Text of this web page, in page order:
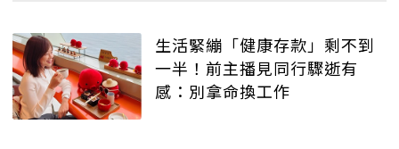
生活緊繃「健康存款」剩不到
一半！前主播見同行驟逝有
感：別拿命換工作